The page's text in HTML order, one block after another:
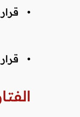
• قرار رقم:
• قرار رقم: (22)